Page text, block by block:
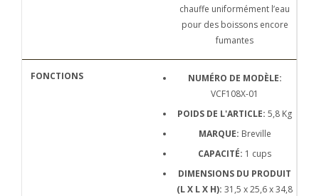
chauffe uniformément l’eau
pour des boissons encore
fumantes
NUMÉRO DE MODÈLE:
VCF108X-01
POIDS DE L'ARTICLE: 5,8 Kg
MARQUE: Breville
CAPACITÉ: 1 cups
DIMENSIONS DU PRODUIT
(L X L X H): 31,5 x 25,6 x 34,8